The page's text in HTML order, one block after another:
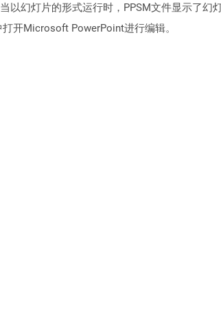
幻灯片的形式运行时，PPSM文件显示了幻
开Microsoft PowerPoint进行编辑。